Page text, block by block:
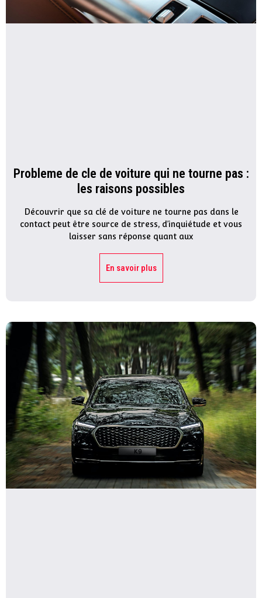
Probleme de cle de voiture qui ne tourne pas :
les raisons possibles
Découvrir que sa clé de voiture ne tourne pas dans le
contact peut être source de stress, d’inquiétude et vous
laisser sans réponse quant aux
En savoir plus